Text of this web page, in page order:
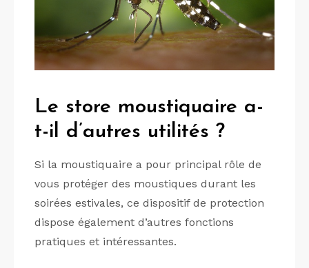
Le store moustiquaire a-
t-il d’autres utilités ?
Si la moustiquaire a pour principal rôle de
vous protéger des moustiques durant les
soirées estivales, ce dispositif de protection
dispose également d’autres fonctions
pratiques et intéressantes.